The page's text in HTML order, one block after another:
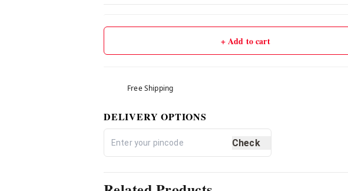
+ Add to cart
Free Shipping
DELIVERY OPTIONS
Check